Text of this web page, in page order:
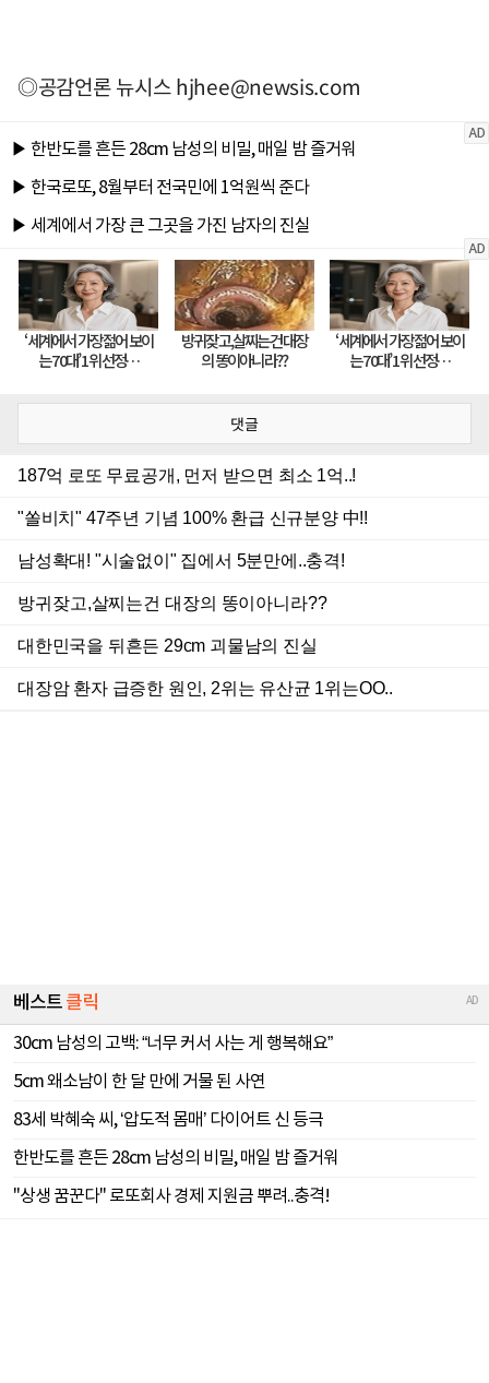
◎공감언론 뉴시스hjhee@newsis.com
댓글